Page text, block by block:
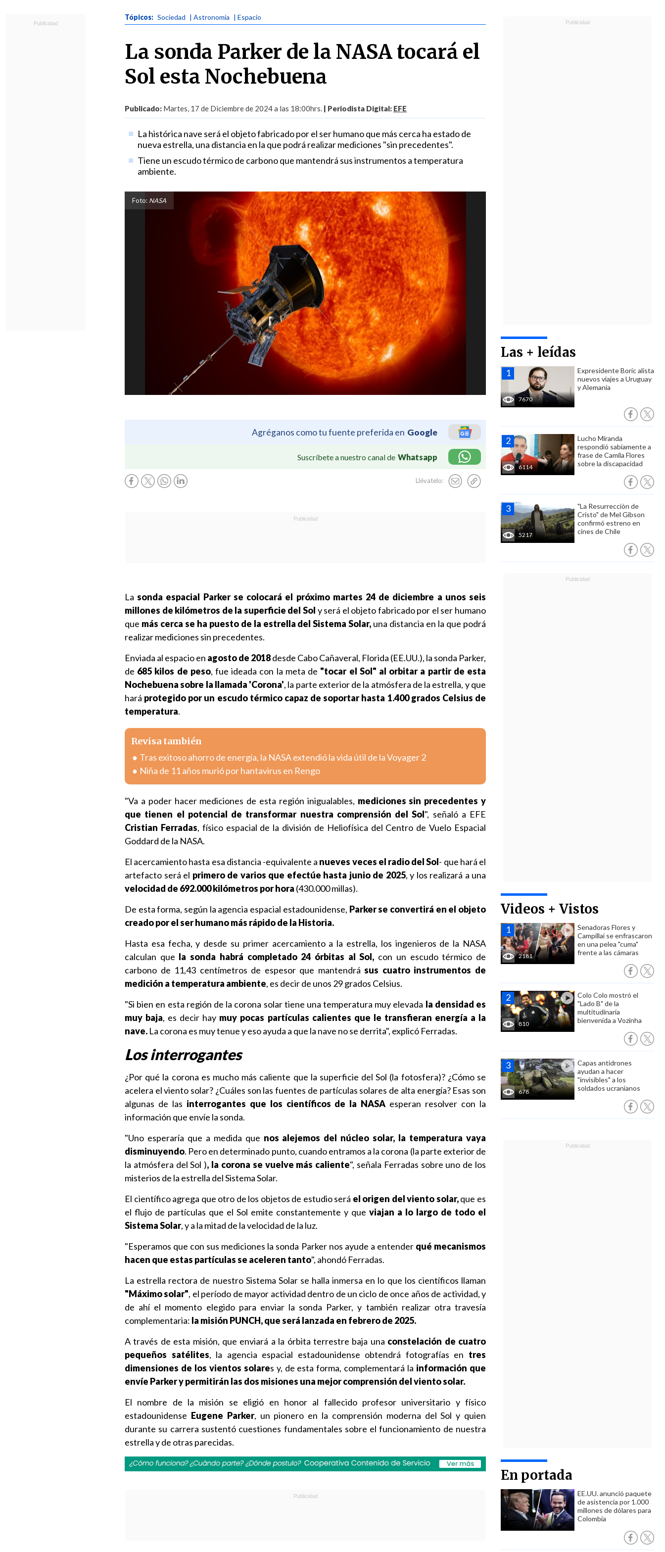
Tópicos: Sociedad | Astronomía | Espacio
La sonda Parker de la NASA tocará el
Sol esta Nochebuena
Publicado: Martes, 17 de Diciembre de 2024 a las 18:00hrs. | Periodista Digital: EFE
La histórica nave será el objeto fabricado por el ser humano que más cerca ha estado de
nueva estrella, una distancia en la que podrá realizar mediciones "sin precedentes".
Tiene un escudo térmico de carbono que mantendrá sus instrumentos a temperatura
ambiente.
Foto: NASA
Agréganos como tu fuente preferida en Google
Suscríbete a nuestro canal de Whatsapp
Llévatelo:
Las + leídas
7670
Expresidente Boric alista
nuevos viajes a Uruguay
y Alemania
6114
Lucho Miranda
respondió sabiamente a
frase de Camila Flores
sobre la discapacidad
5217
"La Resurrección de
Cristo" de Mel Gibson
confirmó estreno en
cines de Chile
Videos + Vistos
2181
Senadoras Flores y
Campillai se enfrascaron
en una pelea "cuma"
frente a las cámaras
810
Colo Colo mostró el
"Lado B" de la
multitudinaria
bienvenida a Vozinha
678
Capas antidrones
ayudan a hacer
"invisibles" a los
soldados ucranianos
En portada
EE.UU. anunció paquete
de asistencia por 1.000
millones de dólares para
Colombia
Lasonda espacial Parker se colocará el próximo martes 24 de diciembre a unos seis
millones de kilómetros de la superficie del Sol y será el objeto fabricado por el ser humano
que más cerca se ha puesto de la estrella del Sistema Solar, una distancia en la que podrá
realizar mediciones sin precedentes.
Enviada al espacio en agosto de 2018desde Cabo Cañaveral, Florida (EE.UU.), la sonda Parker,
de 685 kilos de peso, fue ideada con la meta de "tocar el Sol" al orbitar a partir de esta
Nochebuena sobre la llamada 'Corona', la parte exterior de la atmósfera de la estrella, y que
hará protegido por un escudo térmico capaz de soportar hasta 1.400 grados Celsius de
temperatura.
Revisa también
Tras exitoso ahorro de energía, la NASA extendió la vida útil de la Voyager 2
Niña de 11 años murió por hantavirus en Rengo
"Va a poder hacer mediciones de esta región inigualables, mediciones sin precedentes y
que tienen el potencial de transformar nuestra comprensión del Sol", señaló a EFE
Cristian Ferradas, físico espacial de la división de Heliofísica del Centro de Vuelo Espacial
Goddard de la NASA.
El acercamiento hasta esa distancia -equivalente a nueves veces el radio del Sol- que hará el
artefacto será el primero de varios que efectúe hasta junio de 2025, y los realizará a una
velocidad de 692.000 kilómetros por hora (430.000 millas).
De esta forma, según la agencia espacial estadounidense, Parker se convertirá en el objeto
creado por el ser humano más rápido de la Historia.
Hasta esa fecha, y desde su primer acercamiento a la estrella, los ingenieros de la NASA
calculan que la sonda habrá completado 24 órbitas al Sol, con un escudo térmico de
carbono de 11,43 centímetros de espesor que mantendrásus cuatro instrumentos de
medición a temperatura ambiente, es decir de unos 29 grados Celsius.
"Si bien en esta región de la corona solar tiene una temperatura muy elevada la densidad es
muy baja, es decir hay muy pocas partículas calientes que le transfieran energía a la
nave. La corona es muy tenue y eso ayuda a que la nave no se derrita", explicó Ferradas.
Los interrogantes
¿Por qué la corona es mucho más caliente que la superficie del Sol (la fotosfera)? ¿Cómo se
acelera el viento solar? ¿Cuáles son las fuentes de partículas solares de alta energía? Esas son
algunas de las interrogantes que los científicos de la NASA esperan resolver con la
información que envíe la sonda.
"Uno esperaría que a medida que nos alejemos del núcleo solar, la temperatura vaya
disminuyendo. Pero en determinado punto, cuando entramos a la corona (la parte exterior de
la atmósfera del Sol ), la corona se vuelve más caliente", señala Ferradas sobre uno de los
misterios de la estrella del Sistema Solar.
El científico agrega que otro de los objetos de estudio será el origen del viento solar,que es
el flujo de partículas que el Sol emite constantemente y que viajan a lo largo de todo el
Sistema Solar, y a la mitad de la velocidad de la luz.
"Esperamos que con sus mediciones la sonda Parker nos ayude a entender qué mecanismos
hacen que estas partículas se aceleren tanto", ahondó Ferradas.
La estrella rectora de nuestro Sistema Solar se halla inmersa en lo que los científicos llaman
"Máximo solar", el período de mayor actividad dentro de un ciclo de once años de actividad, y
de ahí el momento elegido para enviar la sonda Parker, y también realizar otra travesía
complementaria: la misión PUNCH, que será lanzada en febrero de 2025.
A través de esta misión, que enviará a la órbita terrestre baja una constelación de cuatro
pequeños satélites, la agencia espacial estadounidense obtendrá fotografías en tres
dimensiones de los vientos solares y, de esta forma, complementará la información que
envíe Parker y permitirán las dos misiones una mejor comprensión del viento solar.
El nombre de la misión se eligió en honor al fallecido profesor universitario y físico
estadounidense Eugene Parker, un pionero en la comprensión moderna del Sol y quien
durante su carrera sustentó cuestiones fundamentales sobre el funcionamiento de nuestra
estrella y de otras parecidas.